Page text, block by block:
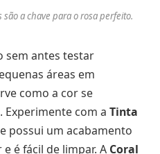
a chave para o rosa perfeito.
sem antes testar
áreas em
como a cor se
com a Tinta
possui um acabamento
é fácil de limpar. A Coral